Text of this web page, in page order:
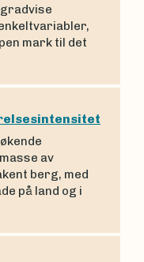
mark til det
av
berg, med
på land og i